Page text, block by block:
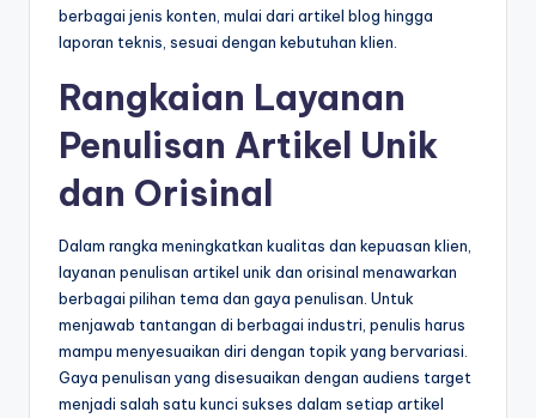
berbagai jenis konten, mulai dari artikel blog hingga
laporan teknis, sesuai dengan kebutuhan klien.
Rangkaian Layanan
Penulisan Artikel Unik
dan Orisinal
Dalam rangka meningkatkan kualitas dan kepuasan klien,
layanan penulisan artikel unik dan orisinal menawarkan
berbagai pilihan tema dan gaya penulisan. Untuk
menjawab tantangan di berbagai industri, penulis harus
mampu menyesuaikan diri dengan topik yang bervariasi.
Gaya penulisan yang disesuaikan dengan audiens target
menjadi salah satu kunci sukses dalam setiap artikel